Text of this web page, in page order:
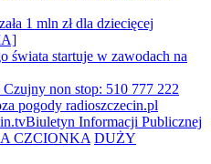
1 mln zł dla dziecięcej
świata startuje w zawodach na
Czujny non stop: 510 777 222
pogody radioszczecin.pl
Biuletyn Informacji Publicznej
CZCIONKA DUŻY